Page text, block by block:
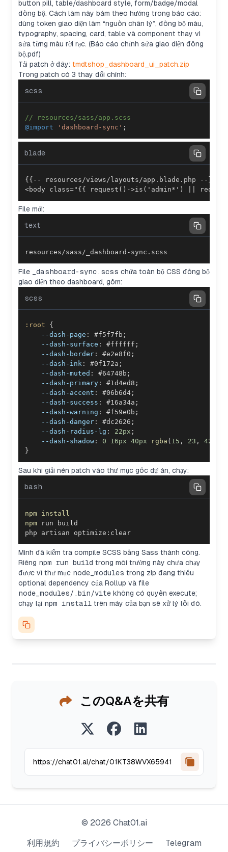
button pill, table/dashboard style, form/badge/modal
đồng bộ. Cách làm này bám theo hướng trong báo cáo:
dùng token giao diện làm “nguồn chân lý”, đồng bộ màu,
typography, spacing, card, table và component thay vì
sửa từng màu rời rạc. (Báo cáo chỉnh sửa giao diện đồng
bộ.pdf)
Tải patch ở đây: tmdtshop_dashboard_ui_patch.zip
Trong patch có 3 thay đổi chính:
scss
// resources/sass/app.scss
@import
'dashboard-sync' ;
blade
<body class="{{ request()->is('admin*') ||
File mới:
text
resources/sass/_dashboard-sync.scss
File _dashboard-sync.scss chứa toàn bộ CSS đồng bộ
giao diện theo dashboard, gồm:
scss
:root {
--dash-page : #f5f7fb ;
--dash-surface : #ffffff ;
--dash-border : #e2e8f0 ;
--dash-ink : #0f172a ;
--dash-muted : #64748b ;
--dash-primary : #1d4ed8 ;
--dash-accent : #06b6d4 ;
--dash-success : #16a34a ;
--dash-warning : #f59e0b ;
--dash-danger : #dc2626 ;
--dash-radius-lg : 22px ;
--dash-shadow : 0 16px 40px rgba ( 15 , 23 , 42
}
Sau khi giải nén patch vào thư mục gốc dự án, chạy:
bash
npm install
npm
php artisan optimize:clear
Mình đã kiểm tra compile SCSS bằng Sass thành công.
Riêng npm run build trong môi trường này chưa chạy
được vì thư mục node_modules trong zip đang thiếu
optional dependency của Rollup và file
node_modules/.bin/vite không có quyền execute;
chạy lại npm install trên máy của bạn sẽ xử lý lỗi đó.
このQ&Aを共有
© 2026 Chat01.ai
利用規約 プライバシーポリシー Telegram